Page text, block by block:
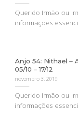
Querido Irmão ou
informações
Anjo 54: Nithael –
05/10 – 17/12
novembro 3, 2019
Querido Irmão ou
informações